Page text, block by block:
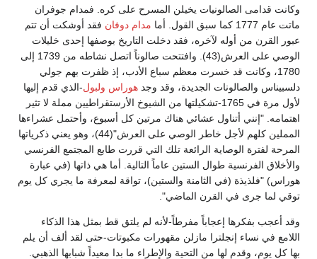
وكانت قدامى الصالونيات يخيلن المسرح على كره. فمدام جوفران
ماتت عام 1777 كما سبق القول. أما
مدام دوفان فقد أوشكت أن تتم
عبور القرن من أوله لآخره، فقد دخلت التاريخ بوصفها إحدى خليلات
الوصي على العرش(43). وافتتحت صالوناً اتصل نشاطه من 1739 إلى
1780، وكانت قد خسرت معظم سباع الأدب، إذ ظفرت بهم جولي
دلسبيناس والصالونات الجديدة، وقد وجد هوراس ولبول-الذي قدم إليها
لأول مرة في 1765-تشكيلتها من الشيوخ الأرستقراطيين مملة لا تثير
اهتمامه. "إنني أتناول عشائي هناك مرتين كل أسبوع، وأحتمل عشراءها
المملين كلهم لأجل خاطر الوصي على العرش"(44)، وهو يعني ذكرياتها
المرحة لفترة الوصاية الرائعة تلك التي قررت طابع المجتمع الفرنسي
والأخلاق الفرنسية طوال الستين عاماً التالية. أما هي ذاتها (في عبارة
هوراس) "فلذيذة (في الثامنة والستين)، تواقة لمعرفة ما يجري كل يوم
توقي لما جرى في القرن الماضي".
وقد أعجب بفكرها إعجاباً مفرطاً-لأنه لم يلتق قط بمثل هذا الذكاء
اللامع في نساء إنجلترا مازلن مقهورات مكبوتات-حتى لقد ألف أن يلم
بها كل يوم، وقدم لها من التحية والإطراء ما بدا معيداً شبابها الذهبي.